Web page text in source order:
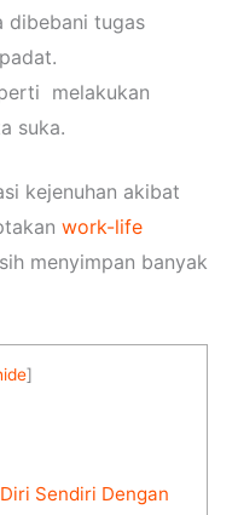
dibebani tugas
melakukan
suka.
kejenuhan akibat
work-life
menyimpan banyak
]
Sendiri Dengan